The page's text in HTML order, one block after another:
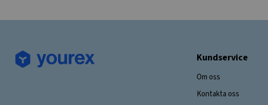
Kundservice
Om oss
Kontakta oss